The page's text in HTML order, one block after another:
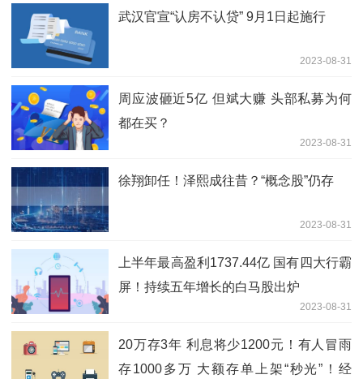
武汉官宣“认房不认贷” 9月1日起施行
2023-08-31
周应波砸近5亿 但斌大赚 头部私募为何
都在买？
2023-08-31
徐翔卸任！泽熙成往昔？“概念股”仍存
2023-08-31
上半年最高盈利1737.44亿 国有四大行霸
屏！持续五年增长的白马股出炉
2023-08-31
20万存3年 利息将少1200元！有人冒雨
存1000多万 大额存单上架“秒光”！经